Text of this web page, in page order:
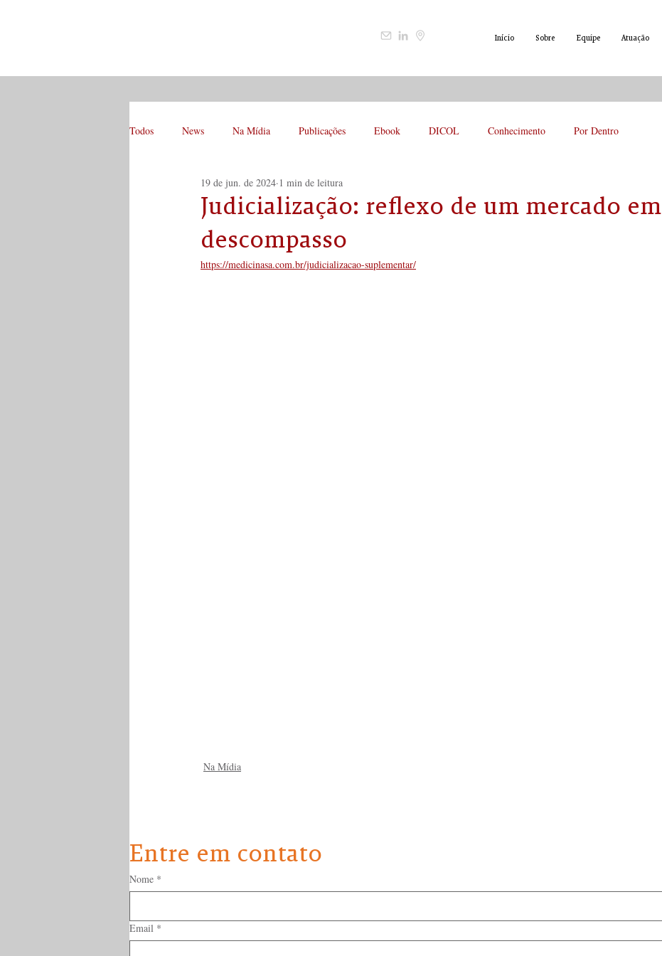
Início Sobre Equipe Atuação
Todos News Na Mídia Publicações Ebook DICOL Conhecimento Por Dentro
Judicialização: reflexo de um mercado em
descompasso
19 de jun. de 2024 1 min de leitura
https://medicinasa.com.br/judicializacao-suplementar/
Na Mídia
Entre em contato
Nome *
Email *